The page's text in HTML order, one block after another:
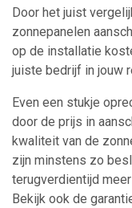
Door het juist
zonnepanelen
op de installatie
juiste bedrijf in jouw
Even een stukje
door de prijs in
kwaliteit van de
zijn minstens zo
terugverdientijd
Bekijk ook de